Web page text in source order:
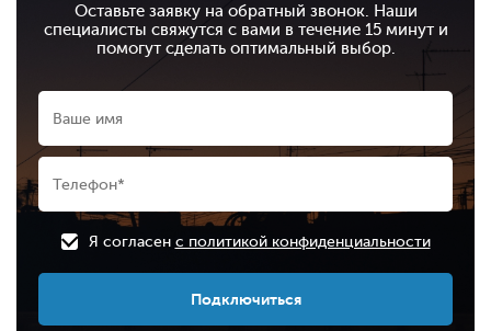
Оставьте заявку на обратный звонок. Наши
специалисты свяжутся с вами в течение 15 минут и
помогут сделать оптимальный выбор.
Я согласен с политикой конфиденциальности
Подключиться